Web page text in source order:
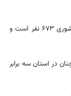
وی عنوان کرد: میزان بروز تجمعی در ۱۰۰ هزار نفر جمعیت در سطح استان ۷۲۰ نفر است در حالیکه شاخص کشوری ۶۷۳ نفر است و
و این میزان همچنان در استان سه برابر